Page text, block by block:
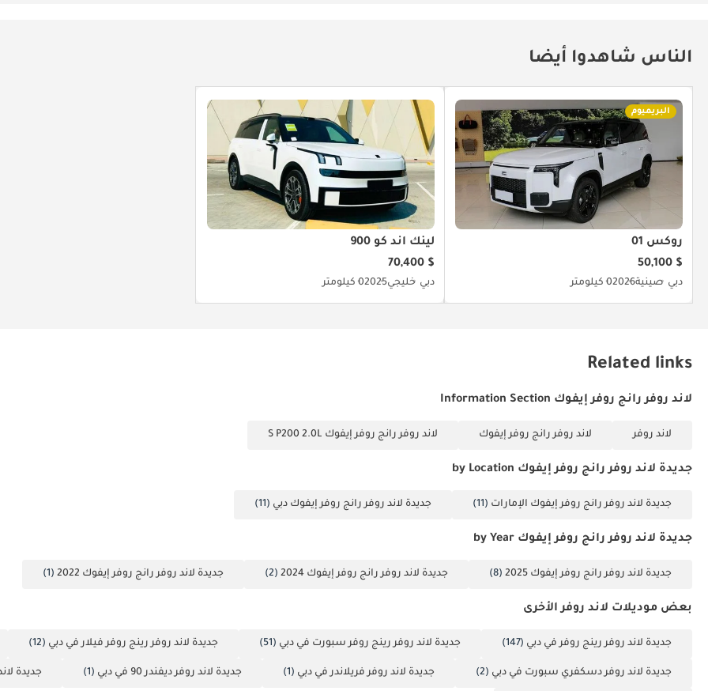
الناس شاهدوا أيضا
البريميوم
روكس 01
$ 50,100
دبي صينية20260 كيلومتر
لينك أند كو 900
$ 70,400
دبي خليجي20250 كيلومتر
Related links
لاند روفر رانج روفر إيفوك Information Section
لاند روفر لاند روفر رانج روفر إيفوك لاند روفر رانج روفر إيفوك S P200 2.0L
جديدة لاند روفر رانج روفر إيفوك by Location
جديدة لاند روفر رانج روفر إيفوك الإمارات (11) جديدة لاند روفر رانج روفر إيفوك دبي (11)
جديدة لاند روفر رانج روفر إيفوك by Year
جديدة لاند روفر رانج روفر إيفوك 2025 (8) جديدة لاند روفر رانج روفر إيفوك 2024 (2) جديدة لاند روفر رانج روفر إيفوك 2022 (1)
بعض موديلات لاند روفر الأخرى
جديدة لاند روفر رينج روفر في دبي (147) جديدة لاند روفر رينج روفر سبورت في دبي (51) جديدة لاند روفر رينج روفر فيلار في دبي (12)
جديدة لاند روفر دسكفري سبورت في دبي (2) جديدة لاند روفر فريلاندر في دبي (1) جديدة لاند روفر ديفندر 90 في دبي (1) جديدة لاند